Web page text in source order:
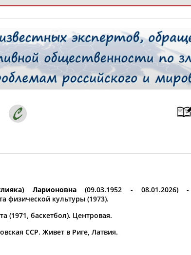
ТАБЛО
РЕСУРСНАЯ ПЛОЩАДКА
Ларионовна (09.03.1952 - 08.01.2026) -
физической культуры (1973).
(1971, баскетбол). Центровая.
ССР. Живет в Риге, Латвия.